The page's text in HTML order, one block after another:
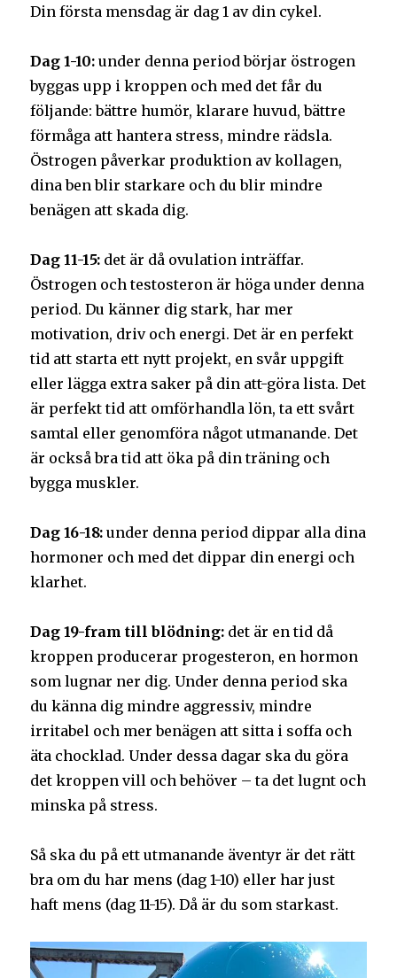
Din första mensdag är dag 1 av din cykel.
Dag 1-10: under denna period börjar östrogen
byggas upp i kroppen och med det får du
följande: bättre humör, klarare huvud, bättre
förmåga att hantera stress, mindre rädsla.
Östrogen påverkar produktion av kollagen,
dina ben blir starkare och du blir mindre
benägen att skada dig.
Dag 11-15: det är då ovulation inträffar.
Östrogen och testosteron är höga under denna
period. Du känner dig stark, har mer
motivation, driv och energi. Det är en perfekt
tid att starta ett nytt projekt, en svår uppgift
eller lägga extra saker på din att-göra lista. Det
är perfekt tid att omförhandla lön, ta ett svårt
samtal eller genomföra något utmanande. Det
är också bra tid att öka på din träning och
bygga muskler.
Dag 16-18:under denna period dippar alla dina
hormoner och med det dippar din energi och
klarhet.
Dag 19-fram till blödning: det är en tid då
kroppen producerar progesteron, en hormon
som lugnar ner dig. Under denna period ska
du känna dig mindre aggressiv, mindre
irritabel och mer benägen att sitta i soffa och
äta chocklad. Under dessa dagar ska du göra
det kroppen vill och behöver – ta det lugnt och
minska på stress.
Så ska du på ett utmanande äventyr är det rätt
bra om du har mens (dag 1-10) eller har just
haft mens (dag 11-15). Då är du som starkast.